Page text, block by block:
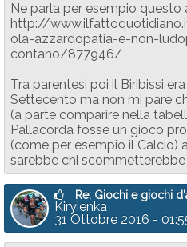
Ne parla per esempio questo
http://
ola-azzardopatia-e-non-
contano/877946/
Tra parentesi poi il Biribissi
Settecento ma non mi pare
(a parte comparire nella
Pallacorda fosse un gioco
(come per esempio il Calcio)
sarebbe chi scommetterebbe
Re: Giochi e giochi
Kiryienka
31 Ottobre 2016 -